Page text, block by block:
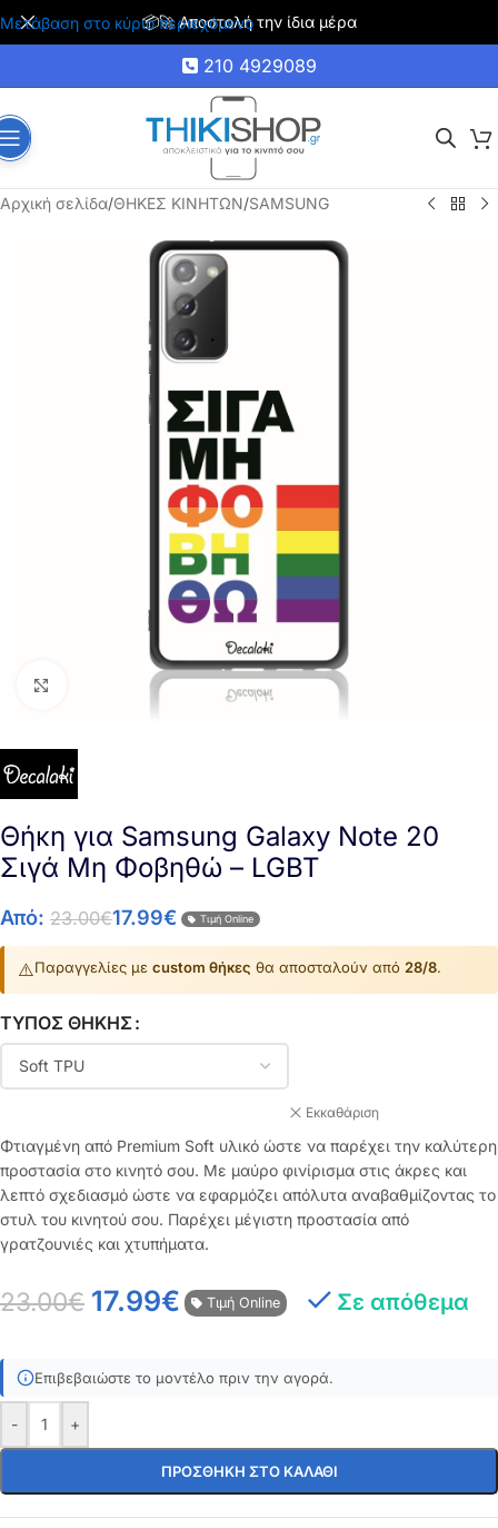
Μετάβαση στο κύριο περιεχόμενο
🚚 Δωρεάν μεταφορικά για αγορές άνω των 35€
210 4929089
Αρχική σελίδα/ΘΗΚΕΣ ΚΙΝΗΤΩΝ/SAMSUNG
Click to enlarge
Θήκη για Samsung Galaxy Note 20
Σιγά Μη Φοβηθώ – LGBT
Από: 23.00€17.99€ Τιμή Online
⚠️Παραγγελίες με custom θήκες θα αποσταλούν από 28/8.
ΤΎΠΟΣ ΘΉΚΗΣ
Εκκαθάριση
Φτιαγμένη από Premium Soft υλικό ώστε να παρέχει την καλύτερη
προστασία στο κινητό σου. Με μαύρο φινίρισμα στις άκρες και
λεπτό σχεδιασμό ώστε να εφαρμόζει απόλυτα αναβαθμίζοντας το
στυλ του κινητού σου. Παρέχει μέγιστη προστασία από
γρατζουνιές και χτυπήματα.
23.00€ 17.99€ Τιμή Online Σε απόθεμα
Επιβεβαιώστε το μοντέλο πριν την αγορά.
- +
ΠΡΟΣΘΉΚΗ ΣΤΟ ΚΑΛΆΘΙ